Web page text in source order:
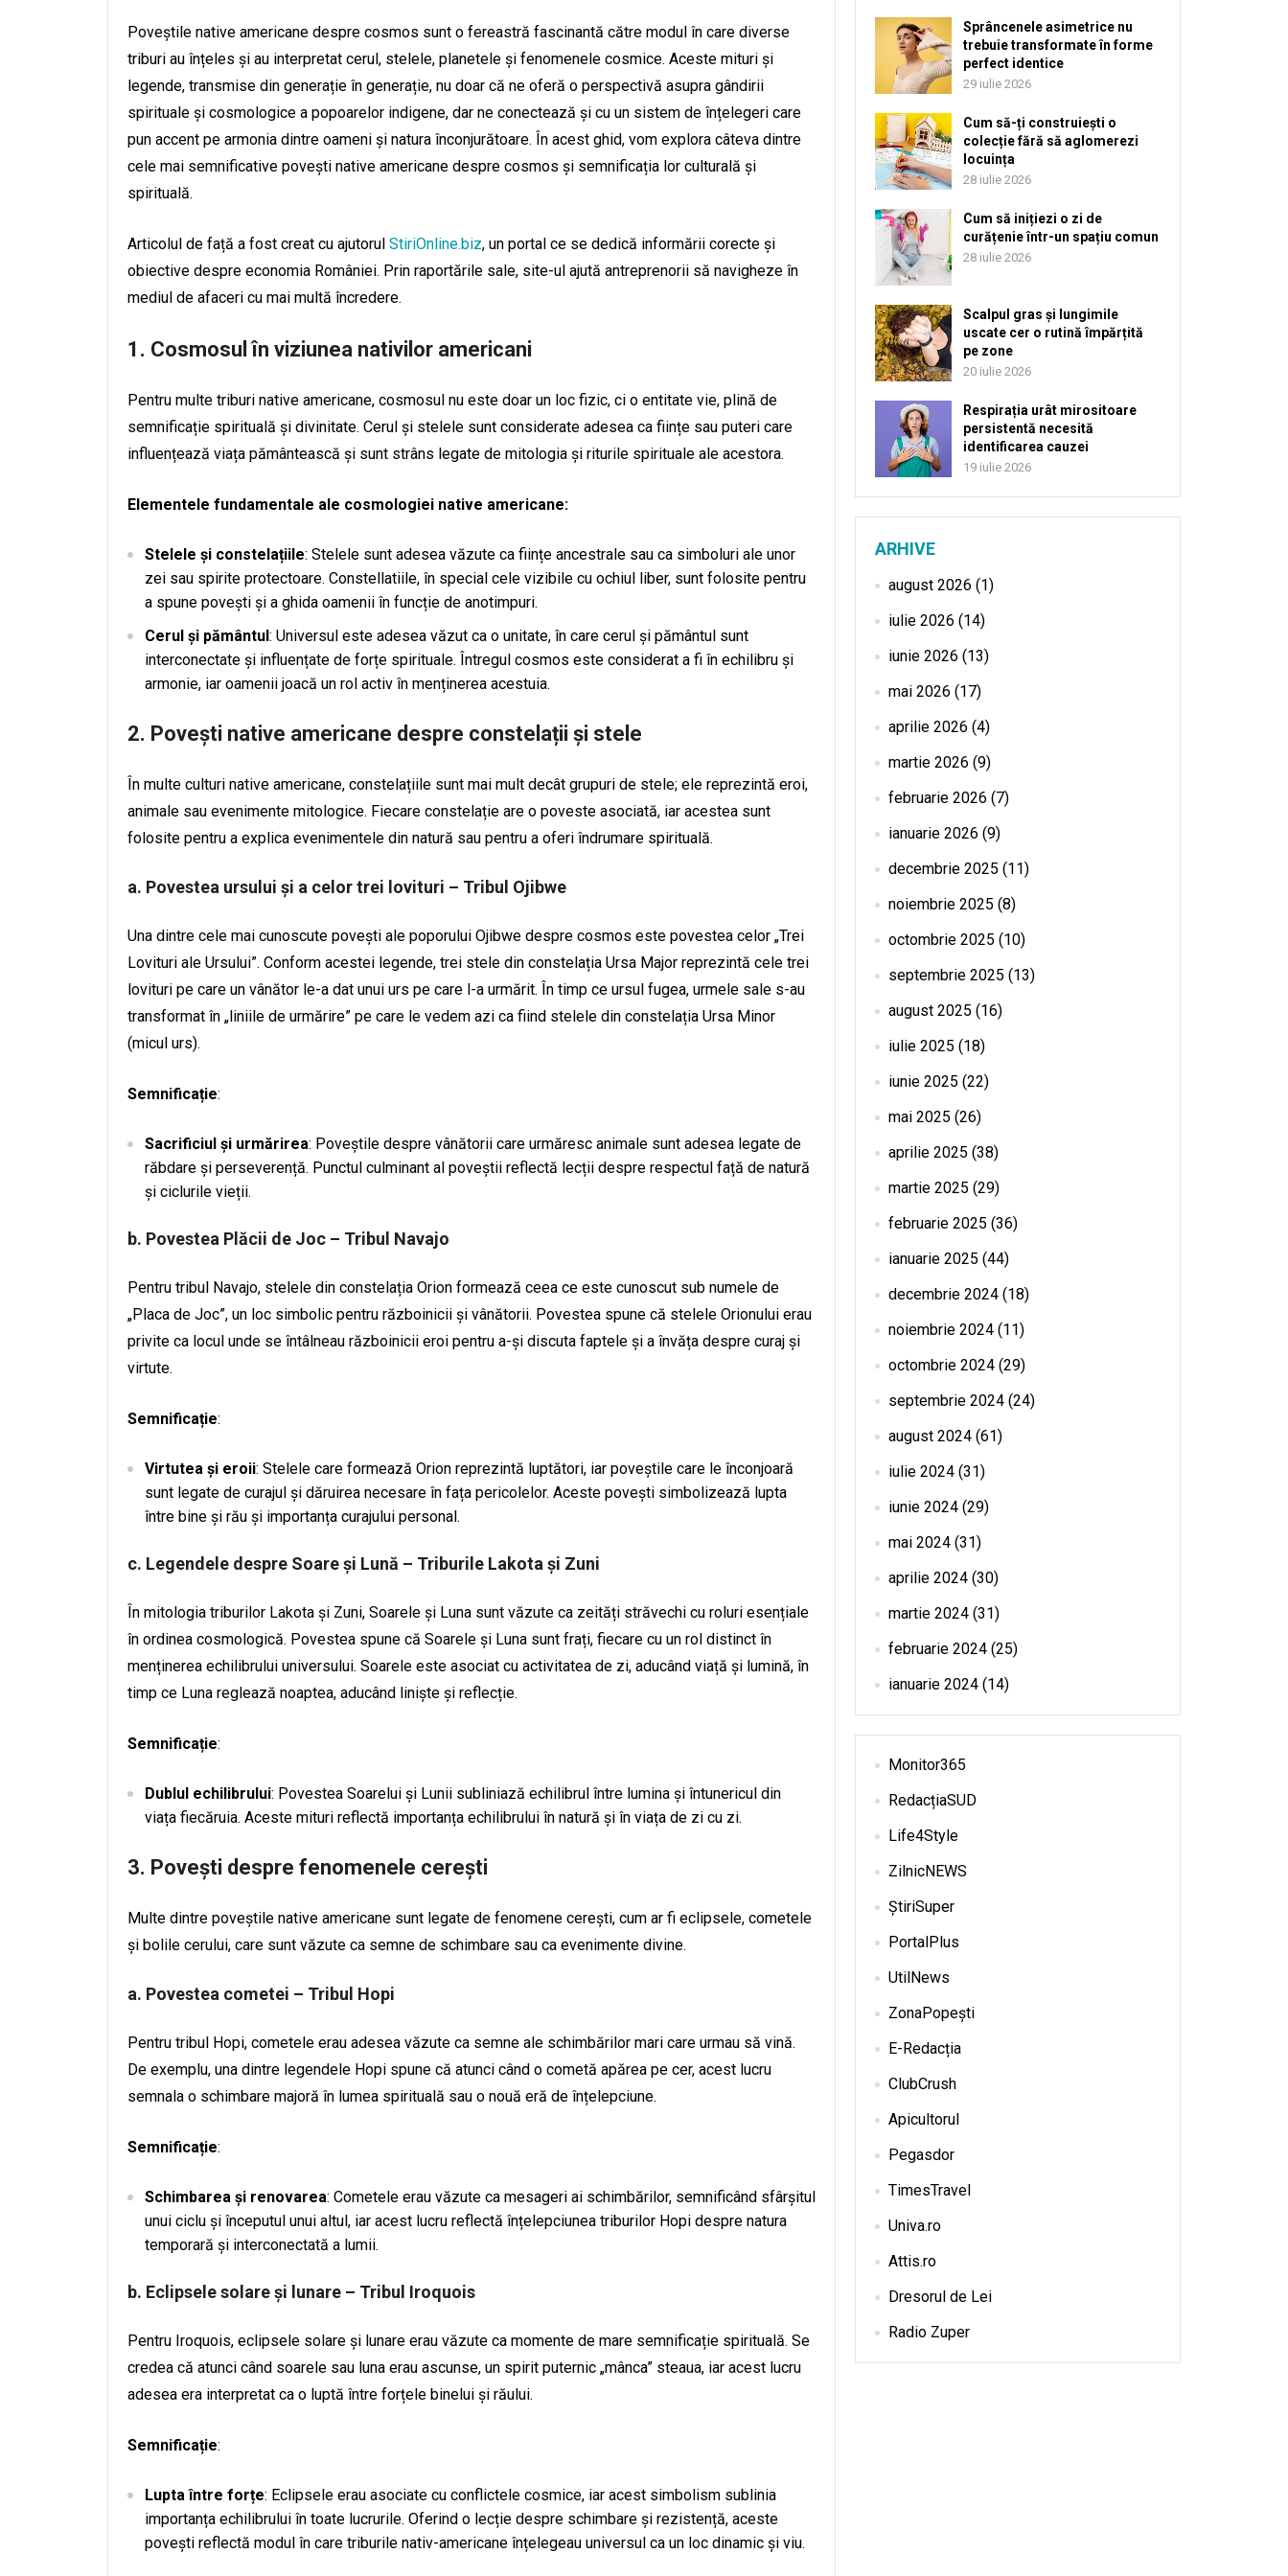
Poveștile native americane despre cosmos sunt o fereastră fascinantă către modul în care diverse
triburi au înțeles și au interpretat cerul, stelele, planetele și fenomenele cosmice. Aceste mituri și
legende, transmise din generație în generație, nu doar că ne oferă o perspectivă asupra gândirii
spirituale și cosmologice a popoarelor indigene, dar ne conectează și cu un sistem de înțelegeri care
pun accent pe armonia dintre oameni și natura înconjurătoare. În acest ghid, vom explora câteva dintre
cele mai semnificative povești native americane despre cosmos și semnificația lor culturală și
spirituală.
Articolul de față a fost creat cu ajutorul StiriOnline.biz, un portal ce se dedică informării corecte și
obiective despre economia României. Prin raportările sale, site-ul ajută antreprenorii să navigheze în
mediul de afaceri cu mai multă încredere.
1. Cosmosul în viziunea nativilor americani
Pentru multe triburi native americane, cosmosul nu este doar un loc fizic, ci o entitate vie, plină de
semnificație spirituală și divinitate. Cerul și stelele sunt considerate adesea ca ființe sau puteri care
influențează viața pământească și sunt strâns legate de mitologia și riturile spirituale ale acestora.
Elementele fundamentale ale cosmologiei native americane:
Stelele și constelațiile: Stelele sunt adesea văzute ca ființe ancestrale sau ca simboluri ale unor
zei sau spirite protectoare. Constellatiile, în special cele vizibile cu ochiul liber, sunt folosite pentru
a spune povești și a ghida oamenii în funcție de anotimpuri.
Cerul și pământul: Universul este adesea văzut ca o unitate, în care cerul și pământul sunt
interconectate și influențate de forțe spirituale. Întregul cosmos este considerat a fi în echilibru și
armonie, iar oamenii joacă un rol activ în menținerea acestuia.
2. Povești native americane despre constelații și stele
În multe culturi native americane, constelațiile sunt mai mult decât grupuri de stele; ele reprezintă eroi,
animale sau evenimente mitologice. Fiecare constelație are o poveste asociată, iar acestea sunt
folosite pentru a explica evenimentele din natură sau pentru a oferi îndrumare spirituală.
a. Povestea ursului și a celor trei lovituri – Tribul Ojibwe
Una dintre cele mai cunoscute povești ale poporului Ojibwe despre cosmos este povestea celor „Trei
Lovituri ale Ursului”. Conform acestei legende, trei stele din constelația Ursa Major reprezintă cele trei
lovituri pe care un vânător le-a dat unui urs pe care l-a urmărit. În timp ce ursul fugea, urmele sale s-au
transformat în „liniile de urmărire” pe care le vedem azi ca fiind stelele din constelația Ursa Minor
(micul urs).
Semnificație:
Sacrificiul și urmărirea: Poveștile despre vânătorii care urmăresc animale sunt adesea legate de
răbdare și perseverență. Punctul culminant al poveștii reflectă lecții despre respectul față de natură
și ciclurile vieții.
b. Povestea Plăcii de Joc – Tribul Navajo
Pentru tribul Navajo, stelele din constelația Orion formează ceea ce este cunoscut sub numele de
„Placa de Joc”, un loc simbolic pentru războinicii și vânătorii. Povestea spune că stelele Orionului erau
privite ca locul unde se întâlneau războinicii eroi pentru a-și discuta faptele și a învăța despre curaj și
virtute.
Semnificație:
Virtutea și eroii: Stelele care formează Orion reprezintă luptători, iar poveștile care le înconjoară
sunt legate de curajul și dăruirea necesare în fața pericolelor. Aceste povești simbolizează lupta
între bine și rău și importanța curajului personal.
c. Legendele despre Soare și Lună – Triburile Lakota și Zuni
În mitologia triburilor Lakota și Zuni, Soarele și Luna sunt văzute ca zeități străvechi cu roluri esențiale
în ordinea cosmologică. Povestea spune că Soarele și Luna sunt frați, fiecare cu un rol distinct în
menținerea echilibrului universului. Soarele este asociat cu activitatea de zi, aducând viață și lumină, în
timp ce Luna reglează noaptea, aducând liniște și reflecție.
Semnificație:
Dublul echilibrului: Povestea Soarelui și Lunii subliniază echilibrul între lumina și întunericul din
viața fiecăruia. Aceste mituri reflectă importanța echilibrului în natură și în viața de zi cu zi.
3. Povești despre fenomenele cerești
Multe dintre poveștile native americane sunt legate de fenomene cerești, cum ar fi eclipsele, cometele
și bolile cerului, care sunt văzute ca semne de schimbare sau ca evenimente divine.
a. Povestea cometei – Tribul Hopi
Pentru tribul Hopi, cometele erau adesea văzute ca semne ale schimbărilor mari care urmau să vină.
De exemplu, una dintre legendele Hopi spune că atunci când o cometă apărea pe cer, acest lucru
semnala o schimbare majoră în lumea spirituală sau o nouă eră de înțelepciune.
Semnificație:
Schimbarea și renovarea: Cometele erau văzute ca mesageri ai schimbărilor, semnificând sfârșitul
unui ciclu și începutul unui altul, iar acest lucru reflectă înțelepciunea triburilor Hopi despre natura
temporară și interconectată a lumii.
b. Eclipsele solare și lunare – Tribul Iroquois
Pentru Iroquois, eclipsele solare și lunare erau văzute ca momente de mare semnificație spirituală. Se
credea că atunci când soarele sau luna erau ascunse, un spirit puternic „mânca” steaua, iar acest lucru
adesea era interpretat ca o luptă între forțele binelui și răului.
Semnificație:
Lupta între forțe: Eclipsele erau asociate cu conflictele cosmice, iar acest simbolism sublinia
importanța echilibrului în toate lucrurile. Oferind o lecție despre schimbare și rezistență, aceste
povești reflectă modul în care triburile nativ-americane înțelegeau universul ca un loc dinamic și viu.
Sprâncenele asimetrice nu
trebuie transformate în forme
perfect identice
29 iulie 2026
Cum să-ți construiești o
colecție fără să aglomerezi
locuința
28 iulie 2026
Cum să inițiezi o zi de
curățenie într-un spațiu comun
28 iulie 2026
Scalpul gras și lungimile
uscate cer o rutină împărțită
pe zone
20 iulie 2026
Respirația urât mirositoare
persistentă necesită
identificarea cauzei
19 iulie 2026
ARHIVE
august 2026 (1)
iulie 2026 (14)
iunie 2026 (13)
mai 2026 (17)
aprilie 2026 (4)
martie 2026 (9)
februarie 2026 (7)
ianuarie 2026 (9)
decembrie 2025 (11)
noiembrie 2025 (8)
octombrie 2025 (10)
septembrie 2025 (13)
august 2025 (16)
iulie 2025 (18)
iunie 2025 (22)
mai 2025 (26)
aprilie 2025 (38)
martie 2025 (29)
februarie 2025 (36)
ianuarie 2025 (44)
decembrie 2024 (18)
noiembrie 2024 (11)
octombrie 2024 (29)
septembrie 2024 (24)
august 2024 (61)
iulie 2024 (31)
iunie 2024 (29)
mai 2024 (31)
aprilie 2024 (30)
martie 2024 (31)
februarie 2024 (25)
ianuarie 2024 (14)
Monitor365
RedacțiaSUD
Life4Style
ZilnicNEWS
ȘtiriSuper
PortalPlus
UtilNews
ZonaPopești
E-Redacția
ClubCrush
Apicultorul
Pegasdor
TimesTravel
Univa.ro
Attis.ro
Dresorul de Lei
Radio Zuper